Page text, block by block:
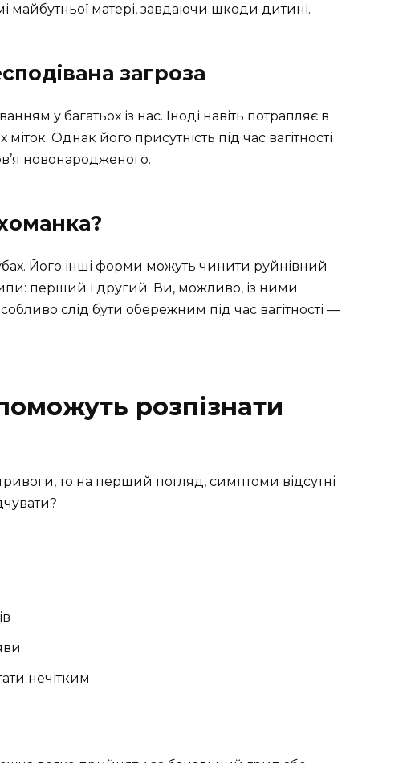
майбутньої матері, завдаючи шкоди дитині.
загроза
у багатьох із нас. Іноді навіть потрапляє в
Однак його присутність під час вагітності
новонародженого.
Його інші форми можуть чинити руйнівний
перший і другий. Ви, можливо, із ними
слід бути обережним під час вагітності —
розпізнати
то на перший погляд, симптоми відсутні
нечітким